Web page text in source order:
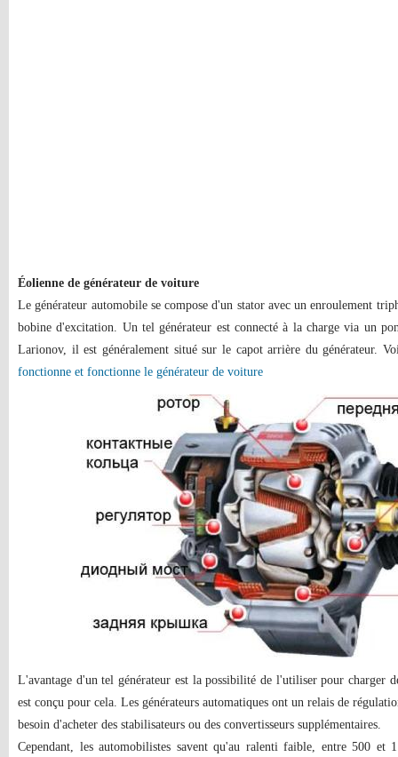
Éolienne de générateur de voiture
Le générateur automobile se compose d'un stator avec un enroulement
bobine d'excitation. Un tel générateur est connecté à la charge via un
Larionov, il est généralement situé sur le capot arrière du générateur.
fonctionne et fonctionne le générateur de voiture
L'avantage d'un tel générateur est la possibilité de l'utiliser pour charger
est conçu pour cela. Les générateurs automatiques ont un relais de
besoin d'acheter des stabilisateurs ou des convertisseurs supplémentaires.
Cependant, les automobilistes savent qu'au ralenti faible, entre 500